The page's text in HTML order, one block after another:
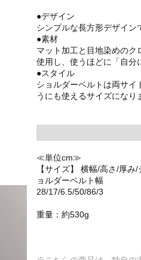
●デザイン
シンプルな長方形デザイン
●素材
マット加工と目地染めのク
使用し、使うほどに「自分
●スタイル
ショルダーベルトは両サイ
うにも使えるサイズになり
≪単位cm≫
【サイズ】 横幅/高さ/厚
ョルダーベルト幅
28/17/6.5/50/86/3
重量：約530g